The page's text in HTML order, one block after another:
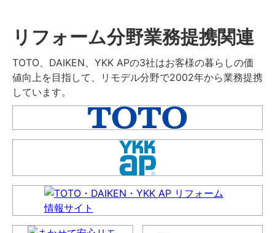
リフォーム分野業務提携関連
TOTO、DAIKEN、YKK APの3社はお客様の暮らしの価
値向上を目指して、リモデル分野で2002年から業務提携
しています。